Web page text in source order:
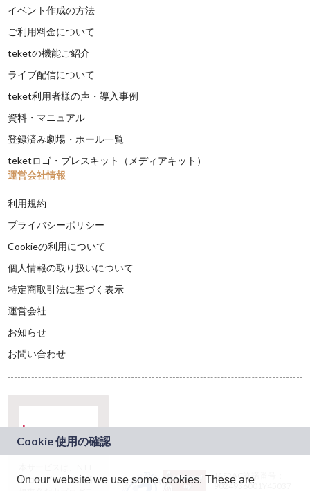
イベント作成の方法
ご利用料金について
teketの機能ご紹介
ライブ配信について
teket利用者様の声・導入事例
資料・マニュアル
登録済み劇場・ホール一覧
teketロゴ・プレスキット（メディアキット）
運営会社情報
利用規約
プライバシーポリシー
Cookieの利用について
個人情報の取り扱いについて
特定商取引法に基づく表示
運営会社
お知らせ
お問い合わせ
ドコモグループの新
JASRAC許諾番号：
9024936001Y45037
On our website we use some cookies. These are